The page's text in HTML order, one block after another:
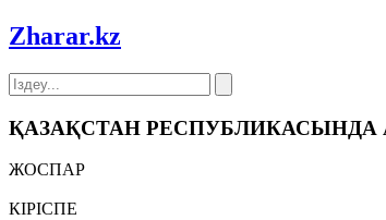
Zharar.kz
ҚАЗАҚСТАН
ЖОСПАР
КIРIСПЕ